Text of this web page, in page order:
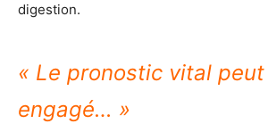
digestion.
« Le pronostic vital
engagé… »